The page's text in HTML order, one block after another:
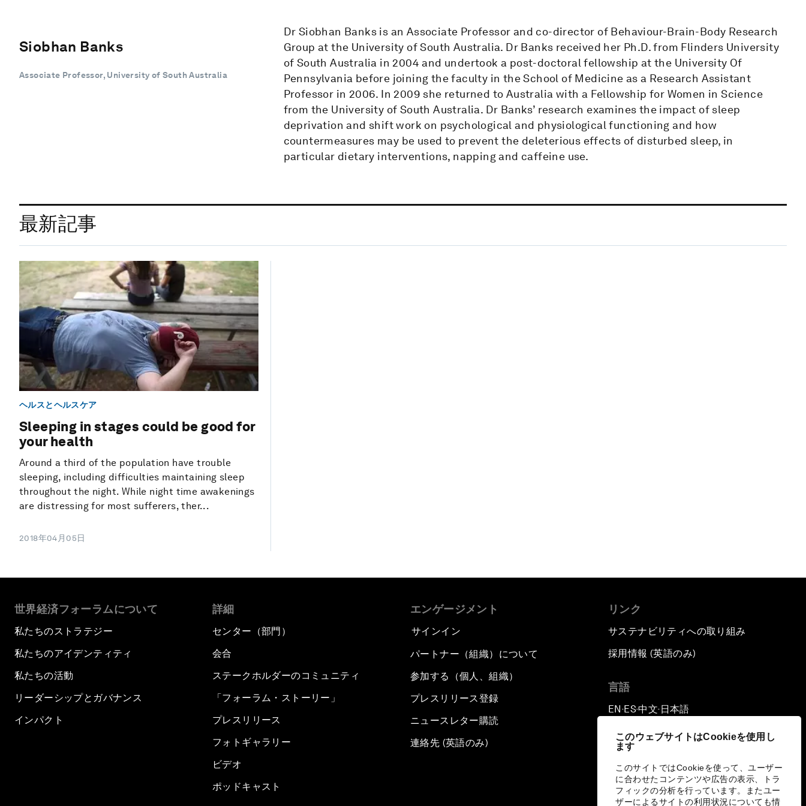
このウェブサイトはCookieを使用し
ます
このサイトではCookieを使って、ユーザー
に合わせたコンテンツや広告の表示、トラ
フィックの分析を行っています。またユー
ザーによるサイトの利用状況についても情
Siobhan Banks
Associate Professor, University of South Australia
Dr Siobhan Banks is an Associate Professor and co-director of Behaviour-Brain-Body Research
Group at the University of South Australia. Dr Banks received her Ph.D. from Flinders University
of South Australia in 2004 and undertook a post-doctoral fellowship at the University Of
Pennsylvania before joining the faculty in the School of Medicine as a Research Assistant
Professor in 2006. In 2009 she returned to Australia with a Fellowship for Women in Science
from the University of South Australia. Dr Banks’ research examines the impact of sleep
deprivation and shift work on psychological and physiological functioning and how
countermeasures may be used to prevent the deleterious effects of disturbed sleep, in
particular dietary interventions, napping and caffeine use.
最新記事
ヘルスとヘルスケア
Sleeping in stages could be good for
your health
Around a third of the population have trouble
sleeping, including difficulties maintaining sleep
throughout the night. While night time awakenings
are distressing for most sufferers, ther...
2018年04月05日
世界経済フォーラムについて
私たちのストラテジー
私たちのアイデンティティ
私たちの活動
リーダーシップとガバナンス
インパクト
詳細
センター（部門）
会合
ステークホルダーのコミュニティ
「フォーラム・ストーリー」
プレスリリース
フォトギャラリー
ビデオ
ポッドキャスト
エンゲージメント
サインイン
パートナー（組織）について
参加する（個人、組織）
プレスリリース登録
ニュースレター購読
連絡先 (英語のみ)
リンク
サステナビリティへの取り組み
採用情報 (英語のみ)
言語
EN ▪ ES▪中文▪ 日本語